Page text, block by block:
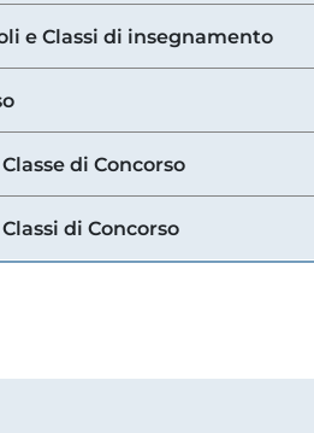
e Classi di insegnamento
di Concorso
di Concorso